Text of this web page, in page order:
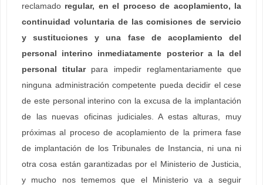
reclamado regular, en el proceso de acoplamiento, la
continuidad voluntaria de las comisiones de servicio
y sustituciones y una fase de acoplamiento del
personal interino inmediatamente posterior a la del
personal titularpara impedir reglamentariamente que
ninguna administración competente pueda decidir el cese
de este personal interino con la excusa de la implantación
de las nuevas oficinas judiciales. A estas alturas, muy
próximas al proceso de acoplamiento de la primera fase
de implantación de los Tribunales de Instancia, ni una ni
otra cosa están garantizadas por el Ministerio de Justicia,
y mucho nos tememos que el Ministerio va a seguir